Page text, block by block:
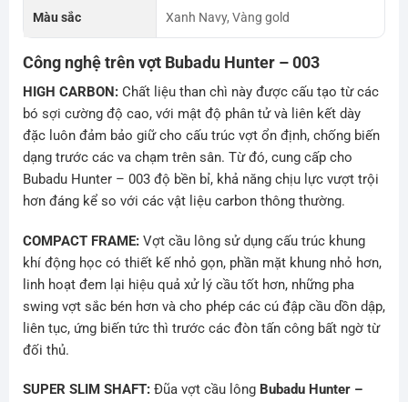
Màu sắc Xanh Navy, Vàng gold
Công nghệ trên vợt Bubadu Hunter – 003
HIGH CARBON: Chất liệu than chì này được cấu tạo từ các
bó sợi cường độ cao, với mật độ phân tử và liên kết dày
đặc luôn đảm bảo giữ cho cấu trúc vợt ổn định, chống biến
dạng trước các va chạm trên sân. Từ đó, cung cấp cho
Bubadu Hunter – 003 độ bền bỉ, khả năng chịu lực vượt trội
hơn đáng kể so với các vật liệu carbon thông thường.
COMPACT FRAME:Vợt cầu lông sử dụng cấu trúc khung
khí động học có thiết kế nhỏ gọn, phần mặt khung nhỏ hơn,
linh hoạt đem lại hiệu quả xử lý cầu tốt hơn, những pha
swing vợt sắc bén hơn và cho phép các cú đập cầu dồn dập,
liên tục, ứng biến tức thì trước các đòn tấn công bất ngờ từ
đối thủ.
SUPER SLIM SHAFT:Đũa vợt cầu lông Bubadu Hunter –